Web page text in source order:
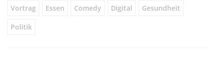
Vortrag Essen Comedy Digital Gesundheit
Politik